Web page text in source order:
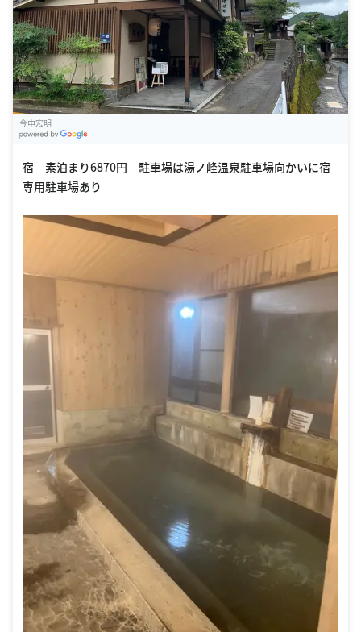
今中宏明
宿 素泊まり6870円 駐車場は湯ノ峰温泉駐車場向かいに宿
専用駐車場あり